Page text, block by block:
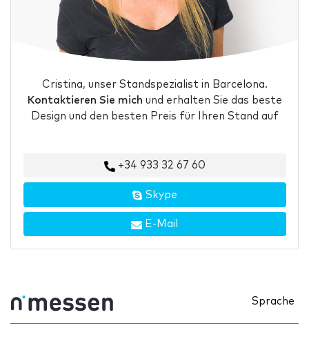
Cristina, unser Standspezialist in Barcelona.
Kontaktieren Sie mich und erhalten Sie das beste
Design und den besten Preis für Ihren Stand auf
+34 933 32 67 60
Skype
E-Mail
Sprache